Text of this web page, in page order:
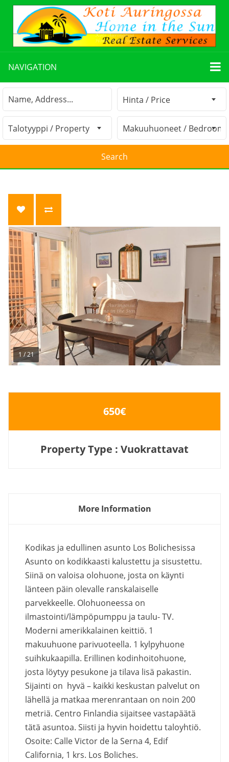
NAVIGATION
1 /21
650€
Property Type : Vuokrattavat
More Information
Kodikas ja edullinen asunto Los Bolichesissa
Asunto on kodikkaasti kalustettu ja sisustettu.
Siinä on valoisa olohuone, josta on käynti
länteen päin olevalle ranskalaiselle
parvekkeelle. Olohuoneessa on
ilmastointi/lämpöpumppu ja taulu- TV.
Moderni amerikkalainen keittiö. 1
makuuhuone parivuoteella. 1 kylpyhuone
suihkukaapilla. Erillinen kodinhoitohuone,
josta löytyy pesukone ja tilava lisä pakastin.
Sijainti on hyvä – kaikki keskustan palvelut on
lähellä ja matkaa merenrantaan on noin 200
metriä. Centro Finlandia sijaitsee vastapäätä
tätä asuntoa. Siisti ja hyvin hoidettu taloyhtiö.
Osoite: Calle Victor de la Serna 4, Edif
California, 1 krs. Los Boliches.